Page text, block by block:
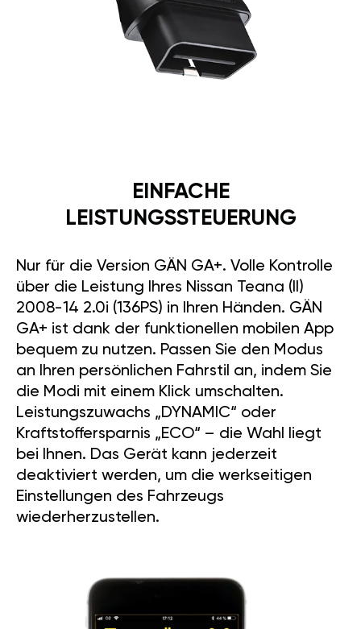
EINFACHE
LEISTUNGSSTEUERUNG
Nur für die Version GÄN GA+. Volle Kontrolle
über die Leistung Ihres Nissan Teana (II)
2008-14 2.0i (136PS) in Ihren Händen. GÄN
GA+ ist dank der funktionellen mobilen App
bequem zu nutzen. Passen Sie den Modus
an Ihren persönlichen Fahrstil an, indem Sie
die Modi mit einem Klick umschalten.
Leistungszuwachs „DYNAMIC“ oder
Kraftstoffersparnis „ECO“ – die Wahl liegt
bei Ihnen. Das Gerät kann jederzeit
deaktiviert werden, um die werkseitigen
Einstellungen des Fahrzeugs
wiederherzustellen.